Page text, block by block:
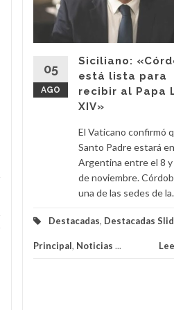
05
AGO
Siciliano:
está lista para
recibir al Papa
XIV»
El Vaticano confirmó
Santo Padre estará
Argentina entre el 8 y
de noviembre.
una de las sedes de
Destacadas, Destacadas
Principal, Noticias ...